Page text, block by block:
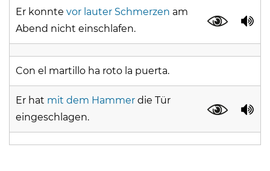
Er konnte vor lauter Schmerzen am
Abend nicht einschlafen.
Con el martillo ha roto la puerta.
Er hat mit dem Hammer die Tür
eingeschlagen.